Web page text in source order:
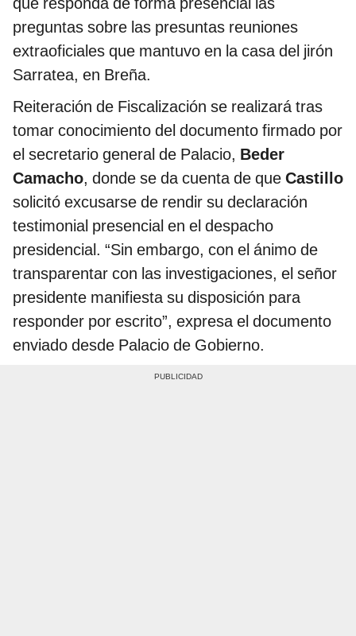
preguntas sobre las presuntas reuniones
extraoficiales que mantuvo en la casa del jirón
Sarratea, en Breña.
Reiteración de Fiscalización se realizará tras
tomar conocimiento del documento firmado por
el secretario general de Palacio, Beder
Camacho, donde se da cuenta de que Castillo
solicitó excusarse de rendir su declaración
testimonial presencial en el despacho
presidencial. “Sin embargo, con el ánimo de
transparentar con las investigaciones, el señor
presidente manifiesta su disposición para
responder por escrito”, expresa el documento
enviado desde Palacio de Gobierno.